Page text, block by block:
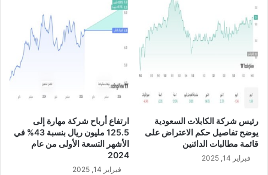
ا
ط
س
ض
م
ن
ط
ه
ا
رئيس شركة الكابلات السعودية
يوضح تفاصيل حكم الاعتراض على
قائمة مطالبات الدائنين
فبراير 14, 2025
ارتفاع أرباح شركة مهارة إلى
125.5 مليون ريال بنسبة 43% في
الأشهر التسعة الأولى من عام
2024
فبراير 14, 2025